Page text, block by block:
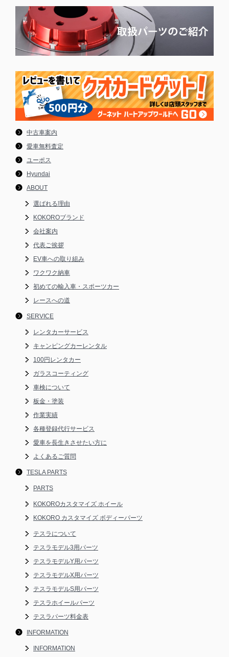
中古車案内
愛車無料査定
ユーポス
Hyundai
ABOUT
選ばれる理由
KOKOROブランド
会社案内
代表ご挨拶
EV車への取り組み
ワクワク納車
初めての輸入車・スポーツカー
レースへの道
SERVICE
レンタカーサービス
キャンピングカーレンタル
100円レンタカー
ガラスコーティング
車検について
板金・塗装
作業実績
各種登録代行サービス
愛車を長生きさせたい方に
よくあるご質問
TESLA PARTS
PARTS
KOKOROカスタマイズ ホイール
KOKORO カスタマイズ ボディーパーツ
テスラについて
テスラモデル3用パーツ
テスラモデルY用パーツ
テスラモデルX用パーツ
テスラモデルS用パーツ
テスラホイールパーツ
テスラパーツ料金表
INFORMATION
INFORMATION